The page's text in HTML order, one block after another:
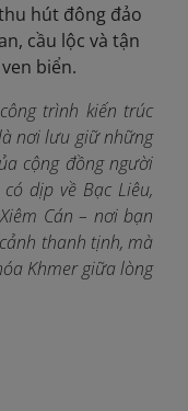
hút đông đảo
cầu lộc và tận
biển.
trình kiến trúc
nơi lưu giữ những
cộng đồng người
dịp về Bạc Liêu,
Cán – nơi bạn
thanh tịnh, mà
Khmer giữa lòng